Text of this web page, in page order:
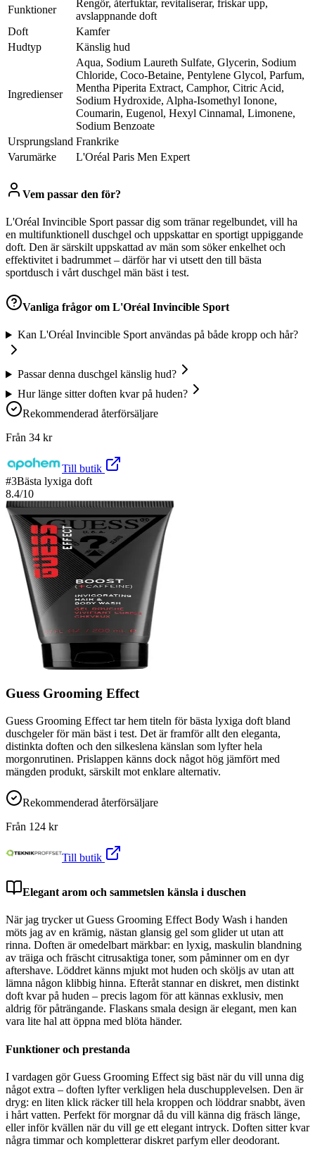
Funktioner
Rengör, återfuktar, revitaliserar, friskar upp,
avslappnande doft
Doft
Kamfer
Hudtyp
Känslig hud
Ingredienser
Aqua, Sodium Laureth Sulfate, Glycerin, Sodium
Chloride, Coco-Betaine, Pentylene Glycol, Parfum,
Mentha Piperita Extract, Camphor, Citric Acid,
Sodium Hydroxide, Alpha-Isomethyl Ionone,
Coumarin, Eugenol, Hexyl Cinnamal, Limonene,
Sodium Benzoate
Ursprungsland Frankrike
Varumärke
L'Oréal Paris Men Expert
Vem passar den för?
L'Oréal Invincible Sport passar dig som tränar regelbundet, vill ha
en multifunktionell duschgel och uppskattar en sportigt uppiggande
doft. Den är särskilt uppskattad av män som söker enkelhet och
effektivitet i badrummet – därför har vi utsett den till bästa
sportdusch i vårt duschgel män bäst i test.
Vanliga frågor om L'Oréal Invincible Sport
Kan L'Oréal Invincible Sport användas på både kropp och hår?
Passar denna duschgel känslig hud?
Hur länge sitter doften kvar på huden?
Rekommenderad återförsäljare
Från 34 kr
Till butik
#3Bästa lyxiga doft
8.4/10
Guess Grooming Effect
Guess Grooming Effect tar hem titeln för bästa lyxiga doft bland
duschgeler för män bäst i test. Det är framför allt den eleganta,
distinkta doften och den silkeslena känslan som lyfter hela
morgonrutinen. Prislappen känns dock något hög jämfört med
mängden produkt, särskilt mot enklare alternativ.
Rekommenderad återförsäljare
Från 124 kr
Till butik
Elegant arom och sammetslen känsla i duschen
När jag trycker ut Guess Grooming Effect Body Wash i handen
möts jag av en krämig, nästan glansig gel som glider ut utan att
rinna. Doften är omedelbart märkbar: en lyxig, maskulin blandning
av träiga och fräscht citrusaktiga toner, som påminner om en dyr
aftershave. Löddret känns mjukt mot huden och sköljs av utan att
lämna någon klibbig hinna. Efteråt stannar en diskret, men distinkt
doft kvar på huden – precis lagom för att kännas exklusiv, men
aldrig för påträngande. Flaskans smala design är elegant, men kan
vara lite hal att öppna med blöta händer.
Funktioner och prestanda
I vardagen gör Guess Grooming Effect sig bäst när du vill unna dig
något extra – doften lyfter verkligen hela duschupplevelsen. Den är
dryg: en liten klick räcker till hela kroppen och löddrar snabbt, även
i hårt vatten. Perfekt för morgnar då du vill känna dig fräsch länge,
eller inför kvällen när du vill ge ett elegant intryck. Doften sitter kvar
några timmar och kompletterar diskret parfym eller deodorant.